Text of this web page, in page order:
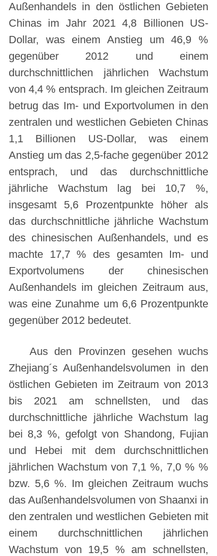
Außenhandels in den östlichen Gebieten
Chinas im Jahr 2021 4,8 Billionen US-
Dollar, was einem Anstieg um 46,9 %
gegenüber 2012 und einem
durchschnittlichen jährlichen Wachstum
von 4,4 % entsprach. Im gleichen Zeitraum
betrug das Im- und Exportvolumen in den
zentralen und westlichen Gebieten Chinas
1,1 Billionen US-Dollar, was einem
Anstieg um das 2,5-fache gegenüber 2012
entsprach, und das durchschnittliche
jährliche Wachstum lag bei 10,7 %,
insgesamt 5,6 Prozentpunkte höher als
das durchschnittliche jährliche Wachstum
des chinesischen Außenhandels, und es
machte 17,7 % des gesamten Im- und
Exportvolumens der chinesischen
Außenhandels im gleichen Zeitraum aus,
was eine Zunahme um 6,6 Prozentpunkte
gegenüber 2012 bedeutet.
Aus den Provinzen gesehen wuchs
Zhejiang´s Außenhandelsvolumen in den
östlichen Gebieten im Zeitraum von 2013
bis 2021 am schnellsten, und das
durchschnittliche jährliche Wachstum lag
bei 8,3 %, gefolgt von Shandong, Fujian
und Hebei mit dem durchschnittlichen
jährlichen Wachstum von 7,1 %, 7,0 % %
bzw. 5,6 %. Im gleichen Zeitraum wuchs
das Außenhandelsvolumen von Shaanxi in
den zentralen und westlichen Gebieten mit
einem durchschnittlichen jährlichen
Wachstum von 19,5 % am schnellsten,